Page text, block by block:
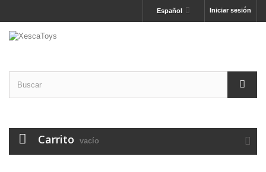
Iniciar sesión
Español
Carrito vacío